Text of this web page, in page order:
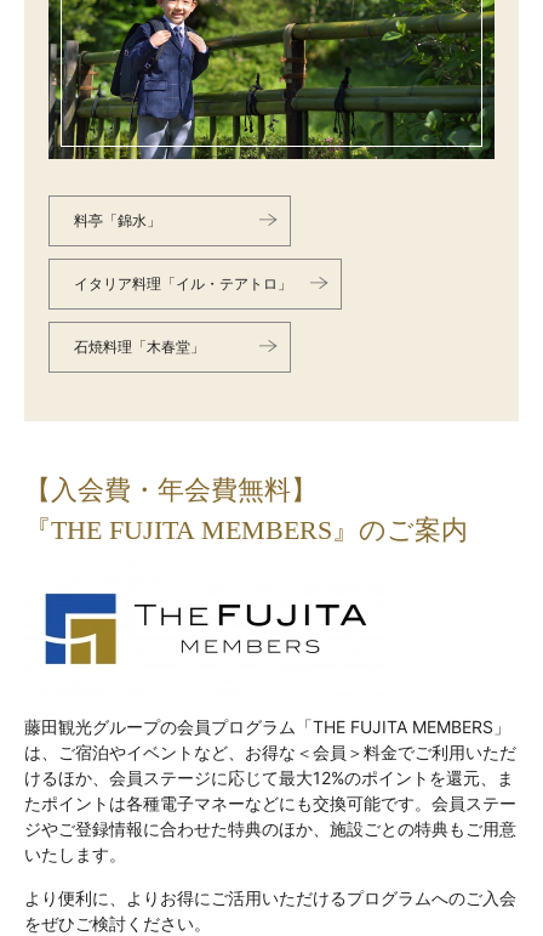
料亭「錦水」
イタリア料理「イル・テアトロ」
石焼料理「木春堂」
【入会費・年会費無料】
『THE FUJITA MEMBERS』のご案内
藤田観光グループの会員プログラム「THE FUJITA MEMBERS」
は、ご宿泊やイベントなど、お得な＜会員＞料金でご利用いただ
けるほか、会員ステージに応じて最大12%のポイントを還元、ま
たポイントは各種電子マネーなどにも交換可能です。会員ステー
ジやご登録情報に合わせた特典のほか、施設ごとの特典もご用意
いたします。
より便利に、よりお得にご活用いただけるプログラムへのご入会
をぜひご検討ください。